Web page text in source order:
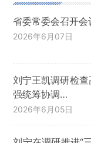
省委常委会召开
2026年6月07日
刘宁王凯调研检
强统筹协调…
2026年6月05日